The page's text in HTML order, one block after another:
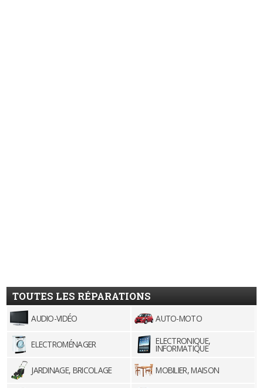
TOUTES LES RÉPARATIONS
AUDIO-VIDÉO AUTO-MOTO
ELECTROMÉNAGER ELECTRONIQUE,
INFORMATIQUE
JARDINAGE, BRICOLAGE
MOBILIER, MAISON